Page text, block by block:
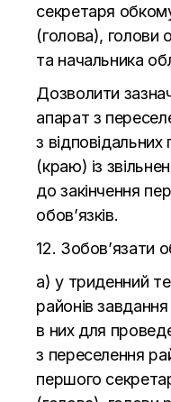
секретаря
(голова), голови
та начальника
Дозволити
апарат з
з відповідальних
(краю) із
до закінчення
обов’язків.
12. Зобов’язати
а) у триденний
районів завдання
в них для
з переселення
першого